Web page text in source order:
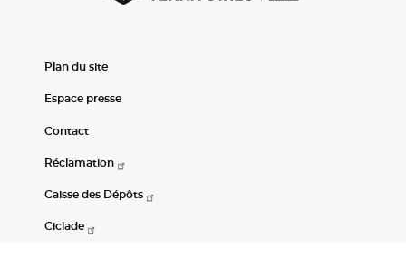
Plan du site
Espace presse
Contact
Réclamation
Caisse des Dépôts
Ciclade